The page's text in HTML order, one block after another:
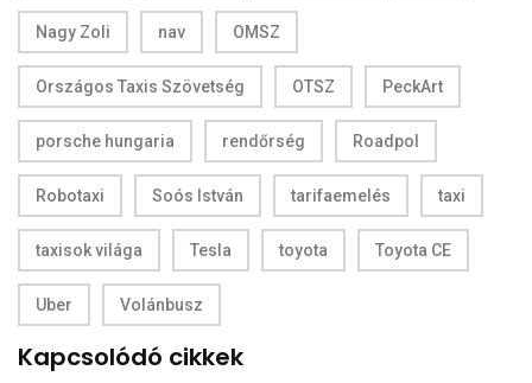
Nagy Zoli nav OMSZ
Országos Taxis Szövetség OTSZ PeckArt
porsche hungaria rendőrség Roadpol
Robotaxi Soós István tarifaemelés taxi
taxisok világa Tesla toyota Toyota CE
Uber Volánbusz
Kapcsolódó cikkek